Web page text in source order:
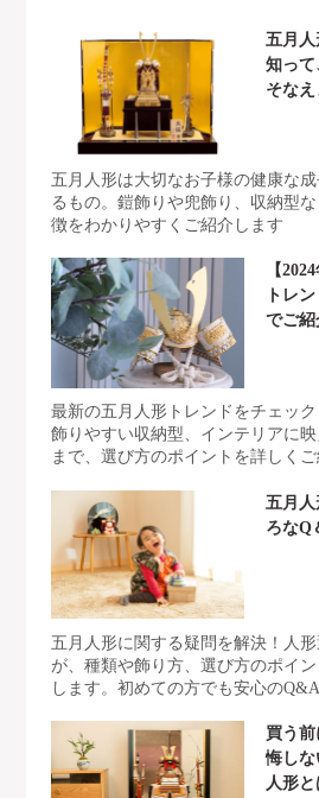
五月
知って
そなえ
五月人形は大切なお子様の健康な
るもの。鎧飾りや兜飾り、収納型
徴をわかりやすくご紹介します
【
トレ
でご紹
最新の五月人形トレンドをチェッ
飾りやすい収納型、インテリアに
まで、選び方のポイントを詳しく
五月
ろなQ
五月人形に関する疑問を解決！人形
が、種類や飾り方、選び方のポイ
します。初めての方でも安心の
買う
悔しな
人形